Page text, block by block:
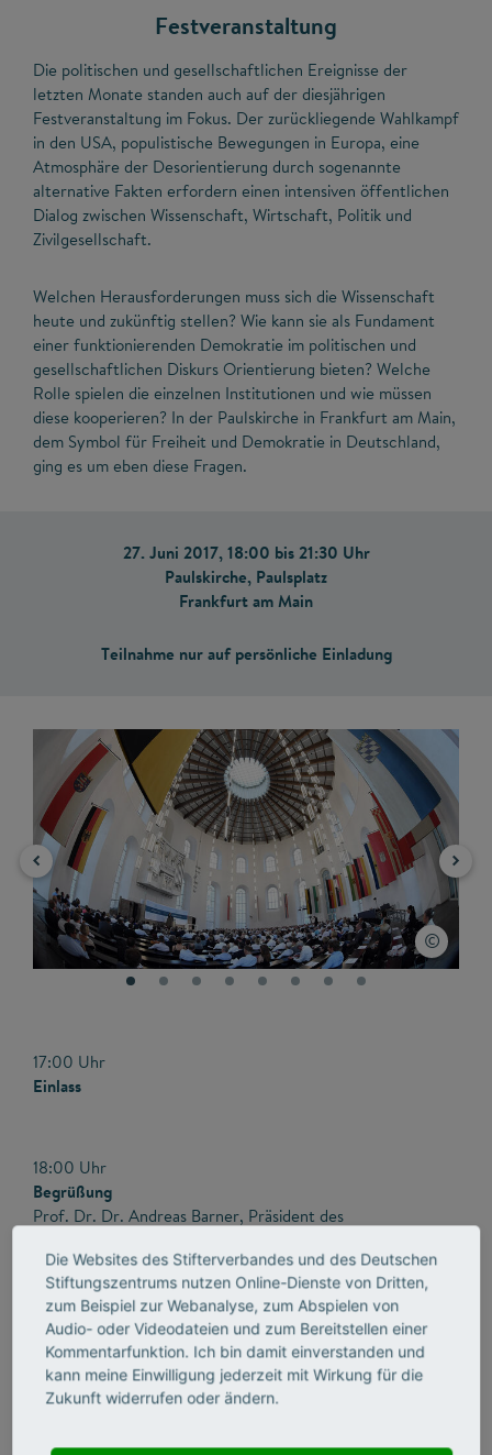
Festveranstaltung
Die politischen und gesellschaftlichen Ereignisse der
letzten Monate standen auch auf der diesjährigen
Festveranstaltung im Fokus. Der zurückliegende Wahlkampf
in den USA, populistische Bewegungen in Europa, eine
Atmosphäre der Desorientierung durch sogenannte
alternative Fakten erfordern einen intensiven öffentlichen
Dialog zwischen Wissenschaft, Wirtschaft, Politik und
Zivilgesellschaft.
Welchen Herausforderungen muss sich die Wissenschaft
heute und zukünftig stellen? Wie kann sie als Fundament
einer funktionierenden Demokratie im politischen und
gesellschaftlichen Diskurs Orientierung bieten? Welche
Rolle spielen die einzelnen Institutionen und wie müssen
diese kooperieren? In der Paulskirche in Frankfurt am Main,
dem Symbol für Freiheit und Demokratie in Deutschland,
ging es um eben diese Fragen.
27. Juni 2017, 18:00 bis 21:30 Uhr
Paulskirche, Paulsplatz
Frankfurt am Main
Teilnahme nur auf persönliche Einladung
17:00 Uhr
Einlass
18:00 Uhr
Begrüßung
Prof. Dr. Dr. Andreas Barner, Präsident des
Grußworte
Uwe Becker, Bürgermeister und Stadtkämmerer der Stadt
Frankfurt am Main
Boris Rhein, Hessischer Minister für Wissenschaft und
Kunst
Die Websites des Stifterverbandes und des Deutschen
Stiftungszentrums nutzen Online-Dienste von Dritten,
zum Beispiel zur Webanalyse, zum Abspielen von
Audio- oder Videodateien und zum Bereitstellen einer
Kommentarfunktion. Ich bin damit einverstanden und
kann meine Einwilligung jederzeit mit Wirkung für die
Zukunft widerrufen oder ändern.